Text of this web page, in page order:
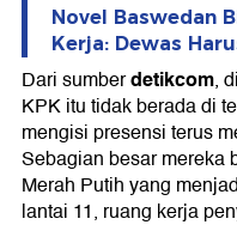
Novel Baswedan
Kerja: Dewas
Dari sumberdetikcom,
KPK itu tidak berada di
mengisi presensi terus
Sebagian besar mereka
Merah Putih yang
lantai 11, ruang kerja